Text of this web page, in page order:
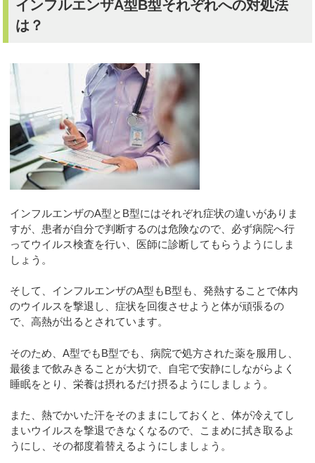
インフルエンザA型B型それぞれへの対処法
は？
インフルエンザのA型とB型にはそれぞれ症状の違いがありま
すが、患者が自分で判断するのは危険なので、必ず病院へ行
ってウイルス検査を行い、医師に診断してもらうようにしま
しょう。
そして、インフルエンザのA型もB型も、発熱することで体内
のウイルスを撃退し、症状を回復させようと体が頑張るの
で、高熱が出るとされています。
そのため、A型でもB型でも、病院で処方された薬を服用し、
最後まで飲みきることが大切で、自宅で安静にしながらよく
睡眠をとり、栄養は摂れるだけ摂るようにしましょう。
また、熱でかいた汗をそのままにしておくと、体が冷えてし
まいウイルスを撃退できなくなるので、こまめに拭き取るよ
うにし、その都度着替えるようにしましょう。